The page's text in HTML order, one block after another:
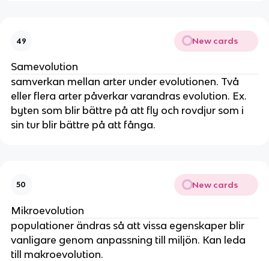
49 New cards
Samevolution
samverkan mellan arter under evolutionen. Två
eller flera arter påverkar varandras evolution. Ex.
byten som blir bättre på att fly och rovdjur som i
sin tur blir bättre på att fånga.
50 New cards
Mikroevolution
populationer ändras så att vissa egenskaper blir
vanligare genom anpassning till miljön. Kan leda
till makroevolution.